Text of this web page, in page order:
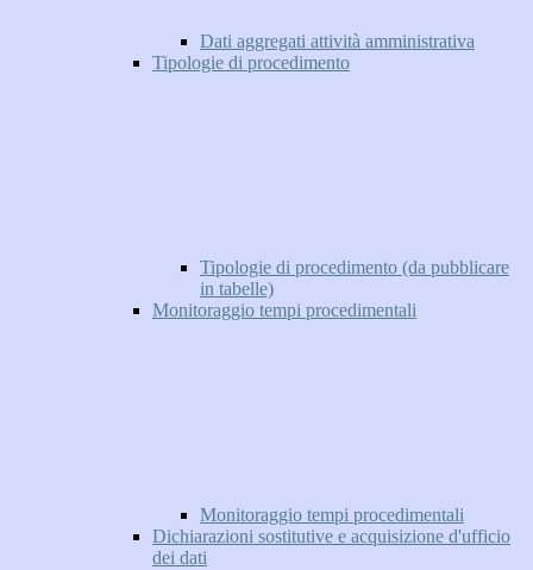
Dati aggregati attività amministrativa
Tipologie di procedimento
Tipologie di procedimento (da pubblicare
in tabelle)
Monitoraggio tempi procedimentali
Monitoraggio tempi procedimentali
Dichiarazioni sostitutive e acquisizione d'ufficio
dei dati